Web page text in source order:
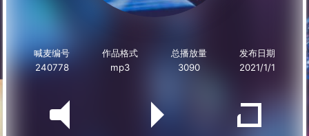
喊麦编号
240778
作品格式
mp3
总播放量
3090
发布日期
2021/1/1